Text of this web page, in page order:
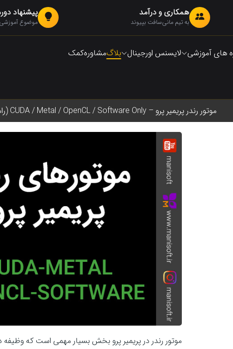
همکاری و درآمد
به تیم مانی‌سافت بپیوند
پیشنهاد
موضوع آموزشی
های آموزشی لایسنس اورجینال بلاگمشاورهکمک
موتور رندر پریمیر پرو – CUDA / Metal / OpenCL / Software Only (راهنمای کامل)
موتور رندر در پریمیر پرو بخش بسیار مهمی است که وظیفه